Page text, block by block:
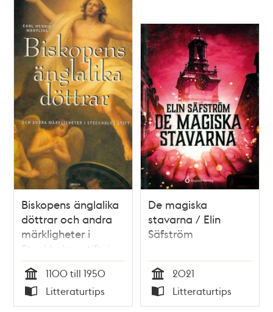
Biskopens änglalika
döttrar och andra
märkligheter i
Stockholms stift /
Carl Henrik Martling
Tid
1100 till 1950
Typ
Litteraturtips
De magiska
stavarna / Elin
Säfström
Tid
2021
Typ
Litteraturtips